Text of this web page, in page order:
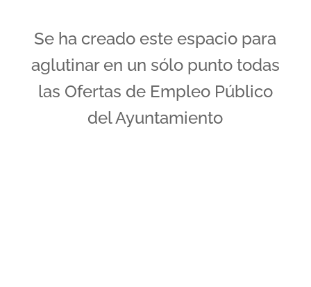
Se ha creado este espacio para
aglutinar en un sólo punto todas
las Ofertas de Empleo Público
del Ayuntamiento